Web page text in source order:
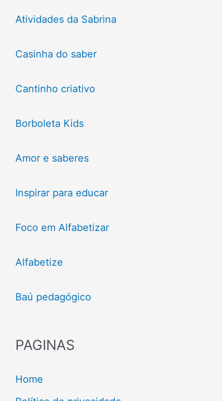
Atividades da Sabrina
Casinha do saber
Cantinho criativo
Borboleta Kids
Amor e saberes
Inspirar para educar
Foco em Alfabetizar
Alfabetize
Baú pedagógico
PAGINAS
Home